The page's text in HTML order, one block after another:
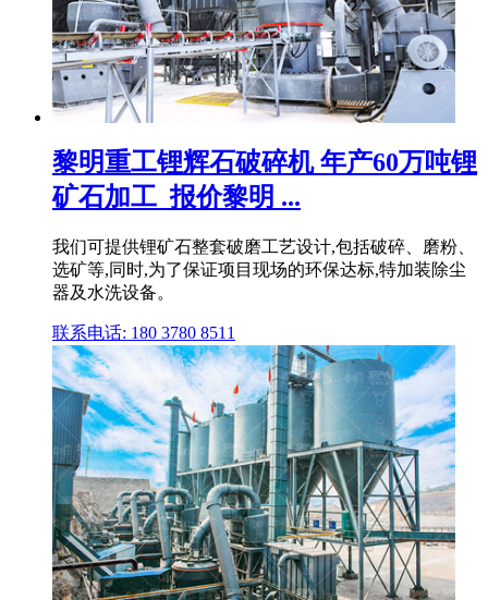
黎明重工锂辉石破碎机 年产60万吨锂
矿石加工_报价黎明 ...
我们可提供锂矿石整套破磨工艺设计,包括破碎、磨粉、
选矿等,同时,为了保证项目现场的环保达标,特加装除尘
器及水洗设备。
联系电话: 180 3780 8511